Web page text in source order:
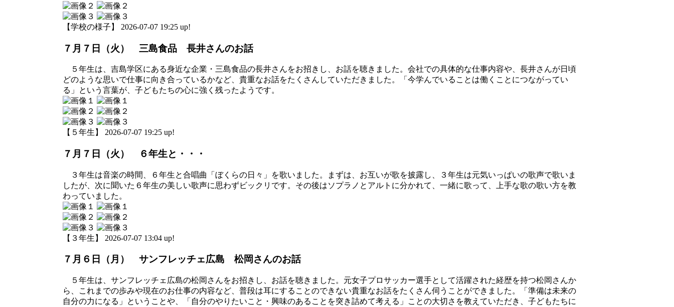
【学校の様子】 2026-07-07 19:25 up!
７月７日（火） 三島食品 長井さんのお話
５年生は、吉島学区にある身近な企業・三島食品の長井さんをお招きし、お話を聴きました。会社での具体的な仕事内容や、長井さんが日頃
どのような思いで仕事に向き合っているかなど、貴重なお話をたくさんしていただきました。「今学んでいることは働くことにつながってい
る」という言葉が、子どもたちの心に強く残ったようです。
【５年生】 2026-07-07 19:25 up!
７月７日（火） ６年生と・・・
３年生は音楽の時間、６年生と合唱曲「ぼくらの日々」を歌いました。まずは、お互いが歌を披露し、３年生は元気いっぱいの歌声で歌いま
したが、次に聞いた６年生の美しい歌声に思わずビックリです。その後はソプラノとアルトに分かれて、一緒に歌って、上手な歌の歌い方を教
わっていました。
【３年生】 2026-07-07 13:04 up!
７月６日（月） サンフレッチェ広島 松岡さんのお話
５年生は、サンフレッチェ広島の松岡さんをお招きし、お話を聴きました。元女子プロサッカー選手として活躍された経歴を持つ松岡さんか
ら、これまでの歩みや現在のお仕事の内容など、普段は耳にすることのできない貴重なお話をたくさん伺うことができました。「準備は未来の
自分の力になる」ということや、「自分のやりたいこと・興味のあることを突き詰めて考える」ことの大切さを教えていただき、子どもたちに